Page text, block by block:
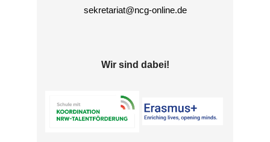
sekretariat@ncg-online.de
Wir sind dabei!